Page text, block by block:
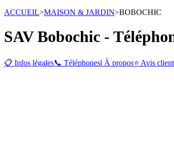
ACCUEIL>MAISON & JARDIN>BOBOCHIC
SAV Bobochic -
📋 Infos légales📞 Téléphonesℹ️ À propos⭐ Avis